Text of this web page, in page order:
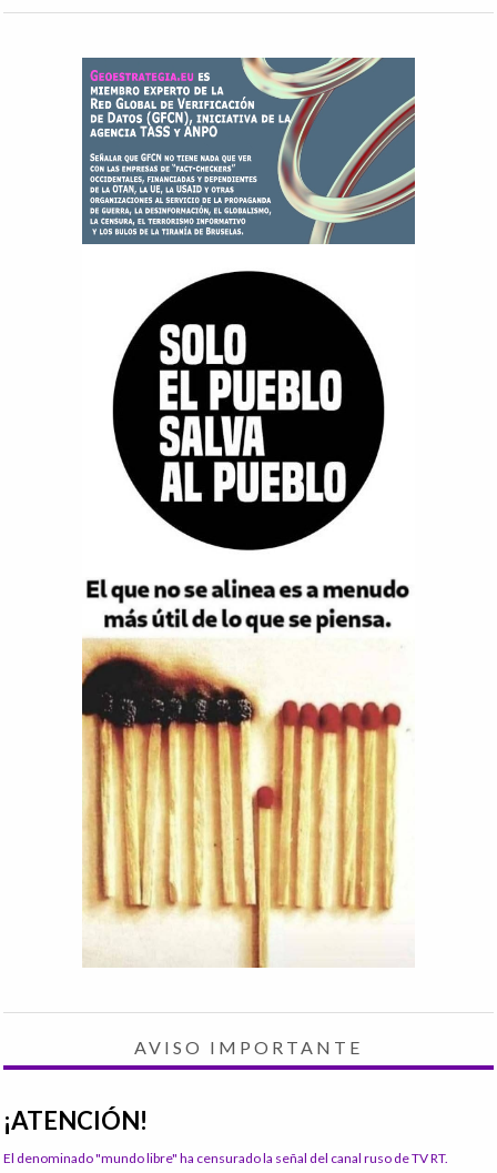
AVISO IMPORTANTE
¡ATENCIÓN!
El denominado "mundo libre" ha censurado la señal del canal ruso de TV RT.